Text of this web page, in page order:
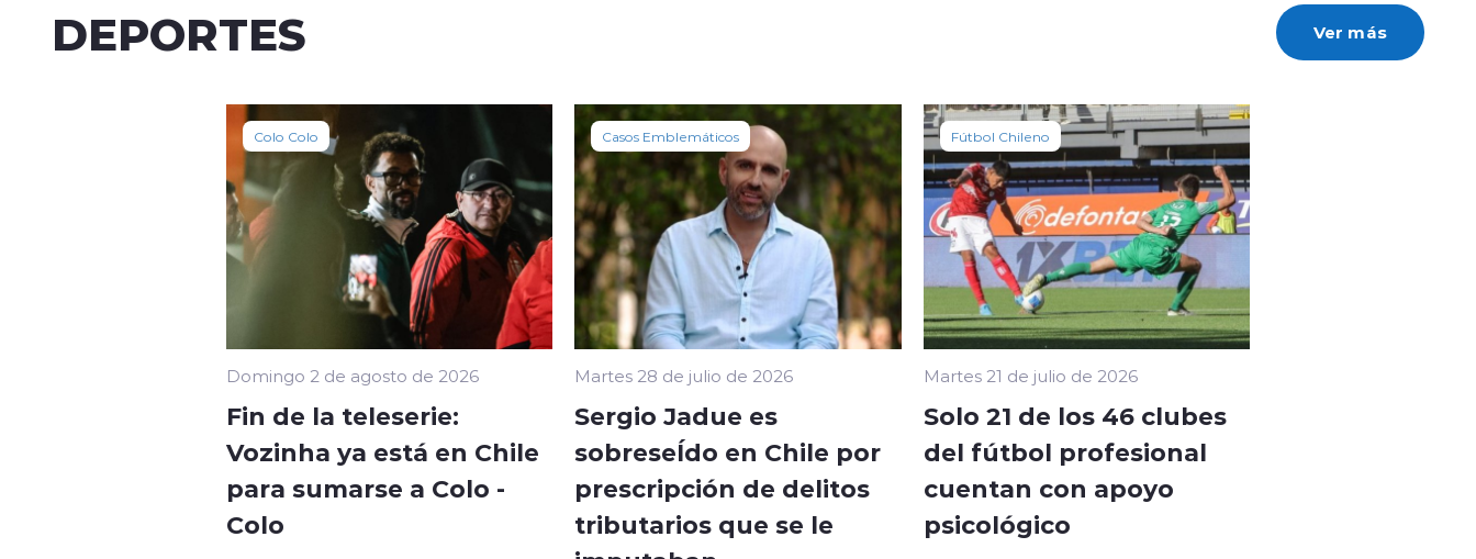
DEPORTES Ver más
Colo Colo
Domingo 2 de agosto de 2026
Fin de la teleserie:
Vozinha ya está en Chile
para sumarse a Colo -
Colo
Casos Emblemáticos
Martes 28 de julio de 2026
Sergio Jadue es
sobreseÍdo en Chile por
prescripción de delitos
tributarios que se le
Fútbol Chileno
Martes 21 de julio de 2026
Solo 21 de los 46 clubes
del fútbol profesional
cuentan con apoyo
psicológico